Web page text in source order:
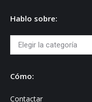
Hablo sobre:
Hablo
sobre:
Cómo:
Contactar